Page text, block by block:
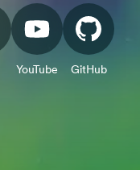
YouTube GitHub